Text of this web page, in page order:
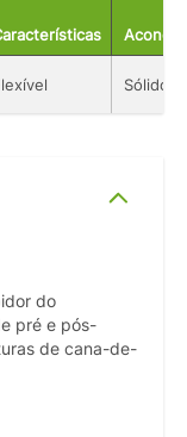
Sólido
do
pré e pós-
de cana-de-